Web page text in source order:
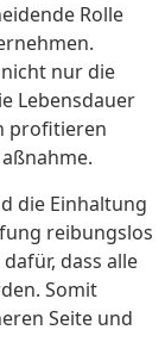
Rolle
nur die
Lebensdauer
profitieren
die Einhaltung
reibungslos
dass alle
Somit
Seite und